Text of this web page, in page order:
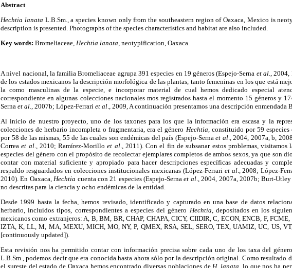
Abstract
Hechtia lanata L.B.Sm., a species known only from the southeastern region of Oaxaca, Mexico is
description is presented. Photographs of the species characteristics and habitat are also included.
Key words: Bromeliaceae, Hechtia lanata, neotypification, Oaxaca.
A nivel nacional, la familia Bromeliaceae agrupa 391 especies en 19 géneros (Espejo-Serna et al .,
de los estados mexicanos la descripción morfológica de las plantas, tanto femeninas en los que está
la como masculinas de la especie, e incorporar material de cual hemos dedicado especial
correspondiente en algunas colecciones nacionales mos registrados hasta el momento 15 géneros y
Serna et al ., 2007b; López-Ferrari et al ., 2009, A continuación presentamos una descripción enmendada
Al inicio de nuestro proyecto, uno de los taxones para los que la información era escasa y la
colecciones de herbario incompleta o fragmentaria, era el género Hechtia , constituido por 59
por 58 de las mismas, 55 de las cuales son endémicas del país (Espejo-Serna et al., 2004, 2007a, b,
Correaet al., 2010; Ramírez-Morilloet al., 2011). Con el fin de subsanar estos problemas,
especies del género con el propósito de recolectar ejemplares completos de ambos sexos, ya que son
contar con material suficiente y apropiado para hacer descripciones específicas adecuadas y
respaldo resguardados en colecciones institucionales mexicanas (López-Ferrari et al., 2008; López-
2010). En Oaxaca, Hechtia cuenta con 21 especies (Espejo-Sernaet al., 2004, 2007a, 2007b; Burt-Utley
no descritas para la ciencia y ocho endémicas de la entidad.
Desde 1999 hasta la fecha, hemos revisado, identificado y capturado en una base de datos
herbario, incluidos tipos, correspondientes a especies del género Hechtia, depositados en los
mexicanos como extranjeros: A, B, BM, BR, CHAP, CHAPA, CICY, CIIDIR, C, ECON, ENCB, F,
IZTA, K, LL, M, MA, MEXU, MICH, MO, NY, P, QMEX, RSA, SEL, SERO, TEX, UAMIZ, UC, US,
[continuously updated]).
Esta revisión nos ha permitido contar con información precisa sobre cada uno de los taxa del
L.B.Sm., podemos decir que era conocida hasta ahora sólo por la descripción original. Como resultado
el sureste del estado de Oaxaca hemos encontrado diversas poblaciones deH. lanata, lo que nos ha